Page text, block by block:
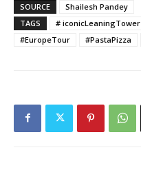
SOURCE
Shailesh Pandey
TAGS
# iconicLeaningTower
#EuropeTour
#PastaPizza